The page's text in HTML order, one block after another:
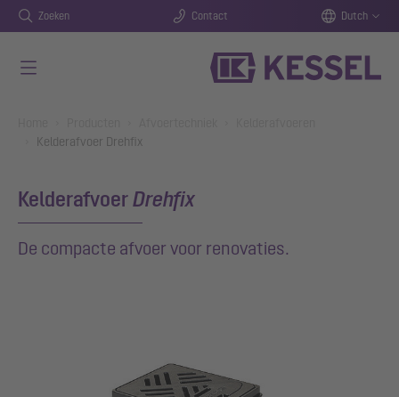
Zoeken Contact Dutch
Kelderafvoer Drehfix
KelderafvoerDrehfix
De compacte afvoer voor renovaties.